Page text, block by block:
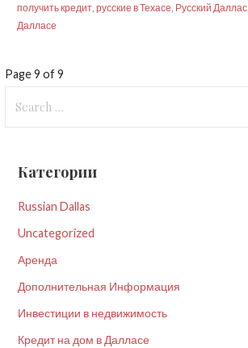
получить кредит, русские в Техасе Русский Даллас,
Далласе
Post
navigation
Page 9 of 9
for:
Категории
Russian Dallas
Uncategorized
Аренда
Дополнительная Информация
Инвестиции в недвижимость
Кредит на дом в Далласе